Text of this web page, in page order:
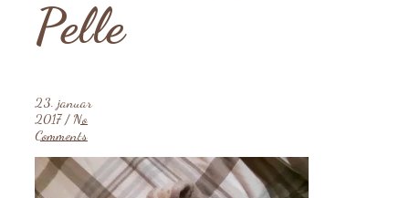
Pelle
23. januar
2017 / No
Comments